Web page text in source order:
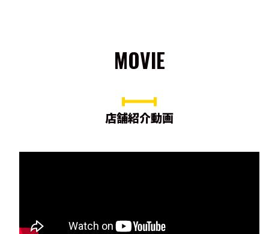
MOVIE
店舗紹介動画